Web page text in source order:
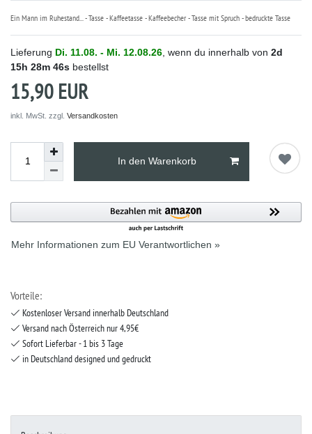
Ein Mann im Ruhestand... - Tasse - Kaffeetasse - Kaffeebecher - Tasse mit Spruch - bedruckte Tasse
Lieferung Di. 11.08. - Mi. 12.08.26 , wenn du innerhalb von 2d
15h 28m 46s bestellst
15,90 EUR
inkl. MwSt. zzgl. Versandkosten
In den Warenkorb
Mehr Informationen zum EU Verantwortlichen »
Vorteile:
Kostenloser Versand innerhalb Deutschland
Versand nach Österreich nur 4,95€
Sofort Lieferbar - 1 bis 3 Tage
in Deutschland designed und gedruckt